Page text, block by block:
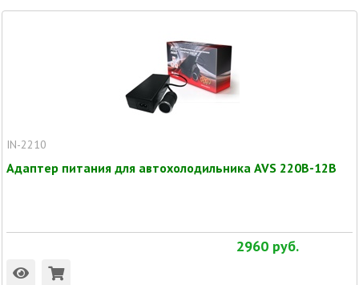
IN-2210
Адаптер питания для автохолодильника AVS 220В-12В
2960 руб.